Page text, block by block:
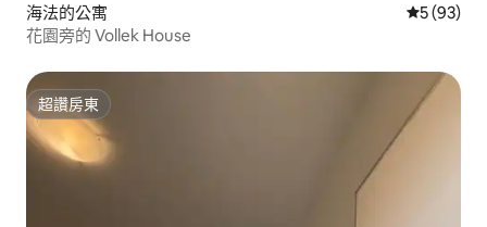
海法的公寓 從 93 則評
5 (93)
花園旁的 Vollek House
超讚房東
超讚房東